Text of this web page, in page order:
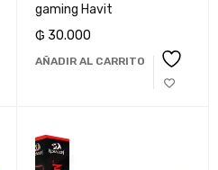
gaming Havit
₲ 30.000
AÑADIR AL CARRITO